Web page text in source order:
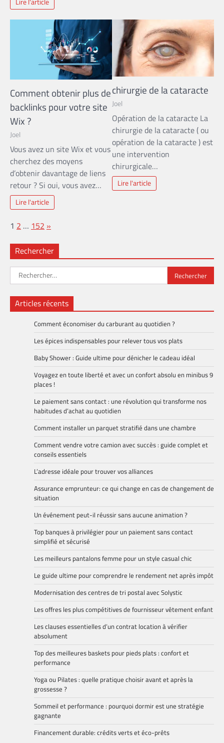
Comment obtenir plus de
backlinks pour votre site
Wix ?
Joel
Vous avez un site Wix et vous
cherchez des moyens
d’obtenir davantage de liens
retour ? Si oui, vous avez…
Lire l'article
chirurgie de la cataracte
Joel
Opération de la cataracte La
chirurgie de la cataracte ( ou
opération de la cataracte ) est
une intervention
chirurgicale…
Lire l'article
Page:
1 2 … 152 Next
»
Rechercher
Rechercher :
Articles récents
Comment économiser du carburant au quotidien ?
Les épices indispensables pour relever tous vos plats
Baby Shower : Guide ultime pour dénicher le cadeau idéal
Voyagez en toute liberté et avec un confort absolu en minibus 9
places !
Le paiement sans contact : une révolution qui transforme nos
habitudes d’achat au quotidien
Comment installer un parquet stratifié dans une chambre
Comment vendre votre camion avec succès : guide complet et
conseils essentiels
L’adresse idéale pour trouver vos alliances
Assurance emprunteur: ce qui change en cas de changement de
situation
Un événement peut-il réussir sans aucune animation ?
Top banques à privilégier pour un paiement sans contact
simplifié et sécurisé
Les meilleurs pantalons femme pour un style casual chic
Le guide ultime pour comprendre le rendement net après impôt
Modernisation des centres de tri postal avec Solystic
Les offres les plus compétitives de fournisseur vêtement enfant
Les clauses essentielles d’un contrat location à vérifier
absolument
Top des meilleures baskets pour pieds plats : confort et
performance
Yoga ou Pilates : quelle pratique choisir avant et après la
grossesse ?
Sommeil et performance : pourquoi dormir est une stratégie
gagnante
Financement durable: crédits verts et éco-prêts